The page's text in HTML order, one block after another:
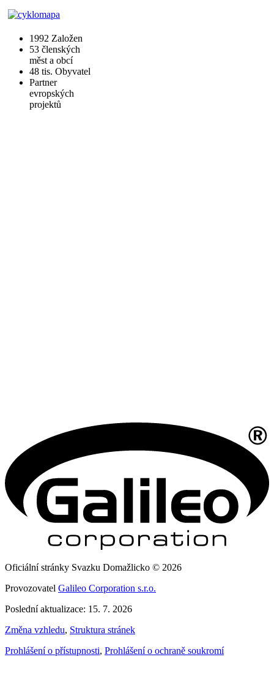
1992 Založen
53 členských
měst a obcí
48 tis. Obyvatel
Partner
evropských
projektů
Oficiální stránky Svazku Domažlicko © 2026
Provozovatel Galileo Corporation s.r.o.
Poslední aktualizace: 15. 7. 2026
Změna vzhledu, Struktura stránek
Prohlášení o přístupnosti, Prohlášení o ochraně soukromí